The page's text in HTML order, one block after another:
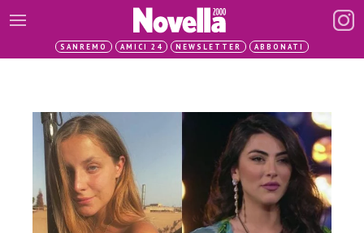
SANREMO AMICI 24 NEWSLETTER ABBONATI